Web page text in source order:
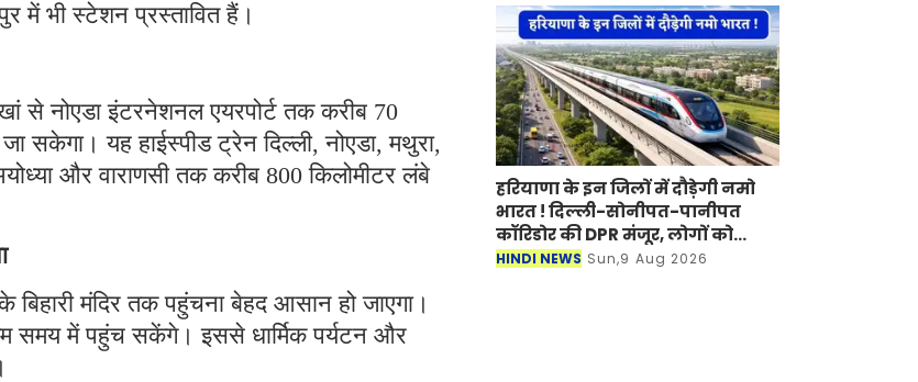
में भी स्टेशन प्रस्तावित हैं।
से नोएडा इंटरनेशनल एयरपोर्ट तक करीब 70
सकेगा। यह हाईस्पीड ट्रेन दिल्ली, नोएडा, मथुरा,
और वाराणसी तक करीब 800 किलोमीटर लंबे
मंदिर तक पहुंचना बेहद आसान हो जाएगा।
समय में पहुंच सकेंगे। इससे धार्मिक पर्यटन और
हरियाणा के इन जिलों में दौड़ेगी नमो
भारत ! दिल्ली-सोनीपत-पानीपत
कॉरिडोर की DPR मंजूर, लोगों को
मिलेगा बड़ा फायदा
HINDI NEWS Sun,9 Aug 2026